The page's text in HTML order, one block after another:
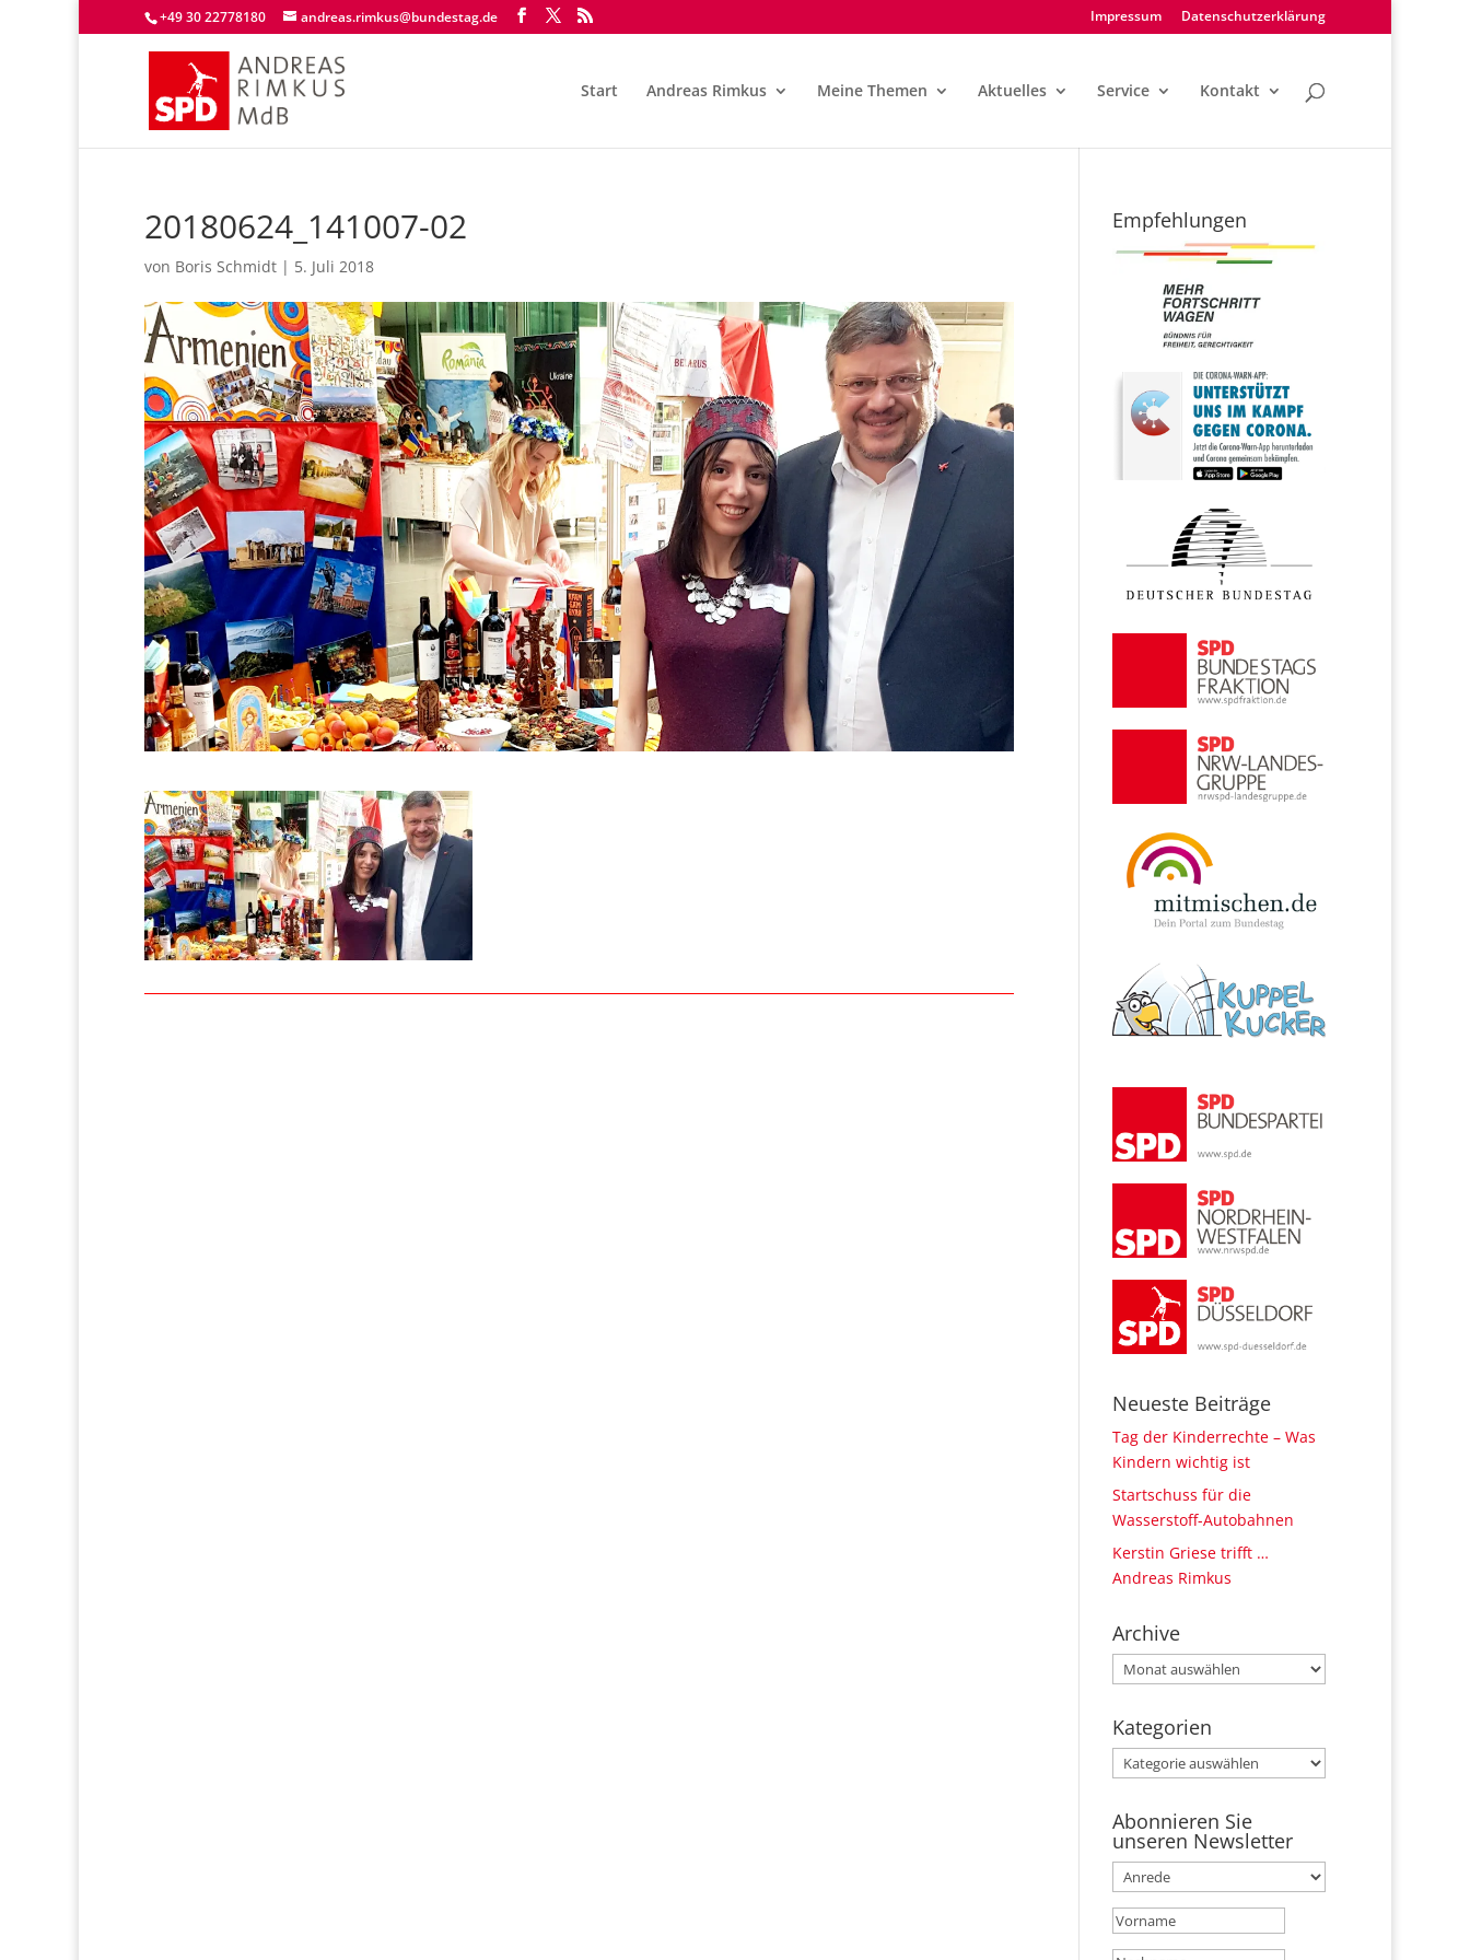
+49 30 22778180 andreas.rimkus@bundestag.de Impressum Datenschutzerklärung
Start Andreas Rimkus Meine Themen Aktuelles Service Kontakt
20180624_141007-02
von Boris Schmidt | 5. Juli 2018
Empfehlungen
Neueste Beiträge
Tag der Kinderrechte – Was
Kindern wichtig ist
Startschuss für die
Wasserstoff-Autobahnen
Kerstin Griese trifft …
Andreas Rimkus
Archive
Archive
Kategorien
Kategorien
Abonnieren Sie
unseren Newsletter